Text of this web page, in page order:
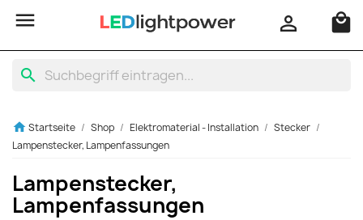
 local_mall

search
home Startseite Shop Elektromaterial - Installation
Stecker
Lampenstecker, Lampenfassungen
Lampenstecker,
Lampenfassungen